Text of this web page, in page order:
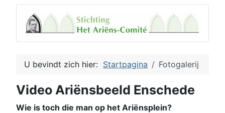
U bevindt zich hier: Startpagina Fotogalerij
Video Ariënsbeeld Enschede
Wie is toch die man op het Ariënsplein?